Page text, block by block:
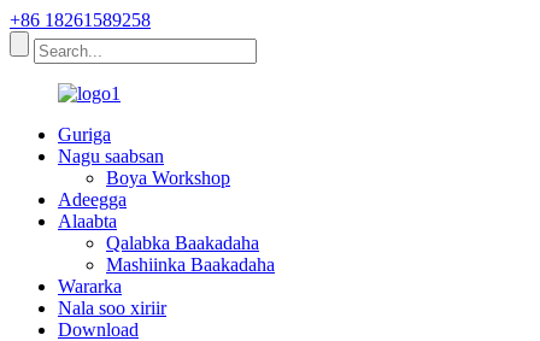
+86 18261589258
Guriga
Nagu saabsan
Boya Workshop
Adeegga
Alaabta
Qalabka Baakadaha
Mashiinka Baakadaha
Wararka
Nala soo xiriir
Download